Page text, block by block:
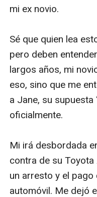
mi ex novio.
Sé que quien lea
pero deben
largos años, mi
eso, sino que me
a Jane, su
oficialmente.
Mi irá desbordada
contra de su
un arresto y el
automóvil. Me dejó